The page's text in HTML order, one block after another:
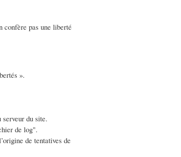
confère pas une liberté
».
du site.
de log".
de tentatives de